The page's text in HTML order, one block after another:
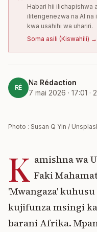
Habari hii ilichapishwa
ilitengenezwa na AI na
kwa usahihi wa uhariri.
Soma asili (Kiswahili) →
RÉ
Na Rédaction
7 mai 2026 · 17:01 · 2
Photo : Susan Q Yin /
K amishna wa
Faki
'Mwangaza'
kujifunza msingi
barani Afrika.